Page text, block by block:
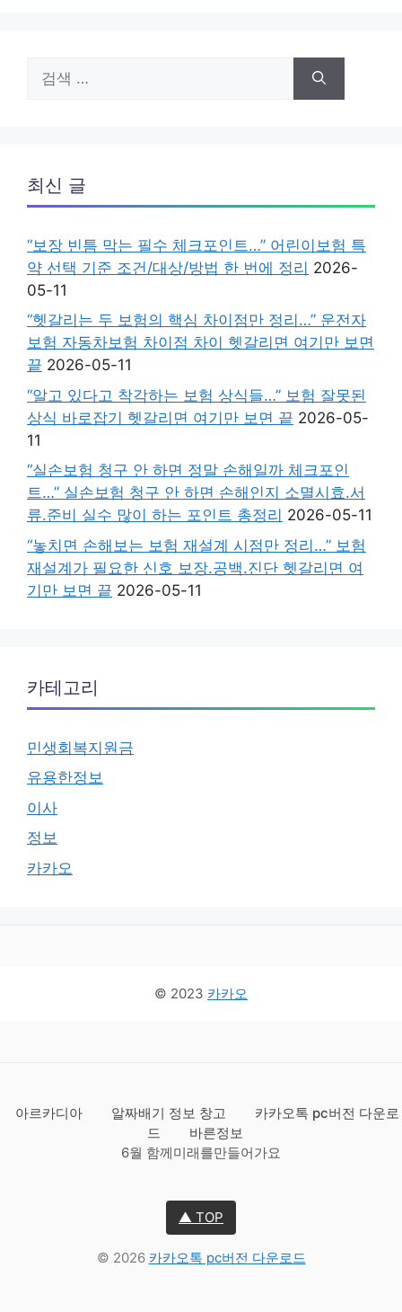
색:
최신 글
“보장 빈틈 막는 필수 체크포인트…” 어린이보험 특
약 선택 기준 조건/대상/방법 한 번에 정리 2026-
05-11
“헷갈리는 두 보험의 핵심 차이점만 정리…” 운전자
보험 자동차보험 차이점 차이 헷갈리면 여기만 보면
끝 2026-05-11
“알고 있다고 착각하는 보험 상식들…” 보험 잘못된
상식 바로잡기 헷갈리면 여기만 보면 끝 2026-05-
11
“실손보험 청구 안 하면 정말 손해일까 체크포인
트…” 실손보험 청구 안 하면 손해인지 소멸시효.서
류.준비 실수 많이 하는 포인트 총정리 2026-05-11
“놓치면 손해보는 보험 재설계 시점만 정리…” 보험
재설계가 필요한 신호 보장.공백.진단 헷갈리면 여
기만 보면 끝 2026-05-11
카테고리
민생회복지원금
유용한정보
이사
정보
카카오
© 2023 카카오
아르카디아 알짜배기 정보 창고
카카오톡 pc버전 다운로
드
바른정보
6월 함께미래를만들어가요
▲ TOP
© 2026 카카오톡 pc버전 다운로드